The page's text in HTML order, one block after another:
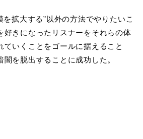
を拡大する”以外の方法でやりたいこ
好きになったリスナーをそれらの体
ていくことをゴールに据えること
を脱出することに成功した。